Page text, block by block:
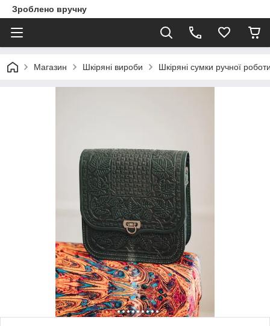
Зроблено вручну
Магазин Шкіряні вироби Шкіряні сумки ручної